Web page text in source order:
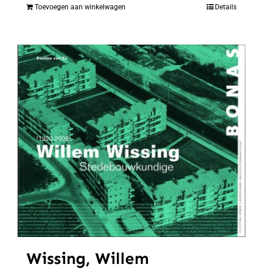
Toevoegen aan winkelwagen Details
Wissing, Willem